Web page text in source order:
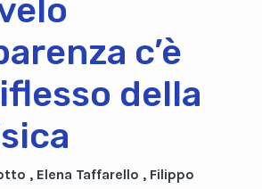
c’è
della
, Elena Taffarello , Filippo